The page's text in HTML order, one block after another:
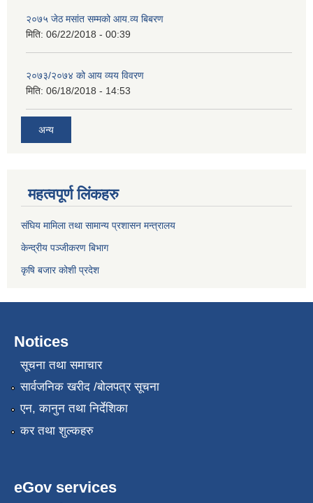
२०७५ जेठ मसांत सम्मको आय.व्य बिबरण
मिति: 06/22/2018 - 00:39
२०७३/२०७४ को आय व्यय विवरण
मिति: 06/18/2018 - 14:53
अन्य
महत्वपूर्ण लिंकहरु
संघिय मामिला तथा सामान्य प्रशासन मन्त्रालय
केन्द्रीय पञ्जीकरण बिभाग
कृषि बजार कोशी प्रदेश
Notices
सूचना तथा समाचार
सार्वजनिक खरीद /बोलपत्र सूचना
एन, कानुन तथा निर्देशिका
कर तथा शुल्कहरु
eGov services